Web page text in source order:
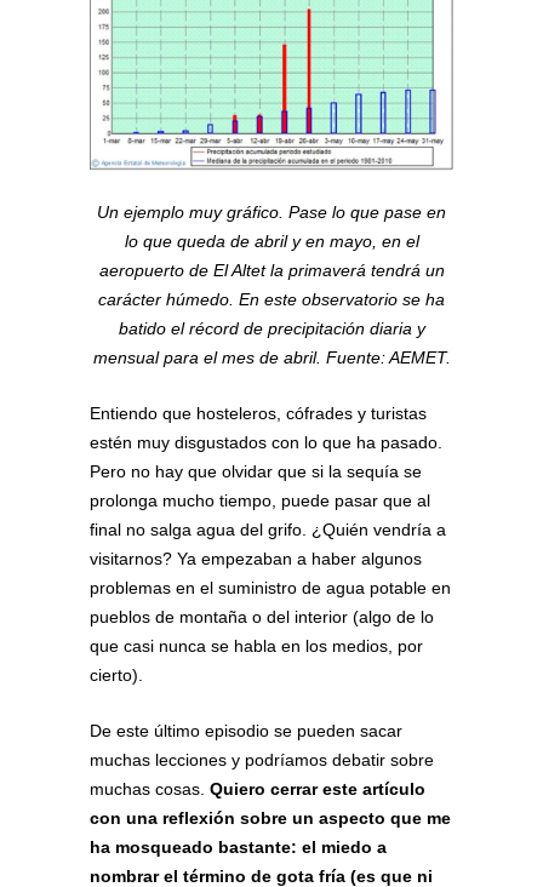
Un ejemplo muy gráfico. Pase lo que pase en
lo que queda de abril y en mayo, en el
aeropuerto de El Altet la primaverá tendrá un
carácter húmedo. En este observatorio se ha
batido el récord de precipitación diaria y
mensual para el mes de abril. Fuente: AEMET.
Entiendo que hosteleros, cófrades y turistas
estén muy disgustados con lo que ha pasado.
Pero no hay que olvidar que si la sequía se
prolonga mucho tiempo, puede pasar que al
final no salga agua del grifo. ¿Quién vendría a
visitarnos? Ya empezaban a haber algunos
problemas en el suministro de agua potable en
pueblos de montaña o del interior (algo de lo
que casi nunca se habla en los medios, por
cierto).
De este último episodio se pueden sacar
muchas lecciones y podríamos debatir sobre
muchas cosas. Quiero cerrar este artículo
con una reflexión sobre un aspecto que me
ha mosqueado bastante: el miedo a
nombrar el término de gota fría (es que ni